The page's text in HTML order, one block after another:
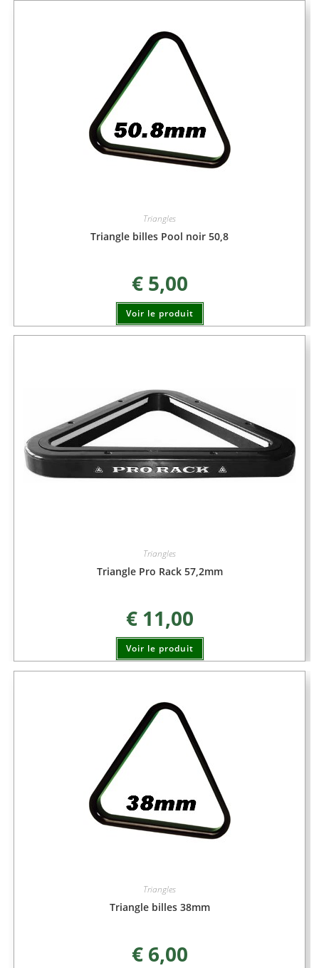
Triangles
Triangle billes Pool noir 50,8
€5,00
Voir le produit
Triangles
Triangle Pro Rack 57,2mm
€11,00
Voir le produit
Triangles
Triangle billes 38mm
€6,00